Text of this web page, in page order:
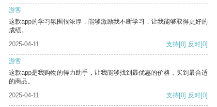
游客
这款app的学习氛围很浓厚，能够激励我不断学习，让我能够取得更好的
成绩。
2025-04-11
支持[0] 反对[0]
游客
这款app是我购物的得力助手，让我能够找到最优惠的价格，买到最合适
的商品。
2025-04-11
支持[0] 反对[0]